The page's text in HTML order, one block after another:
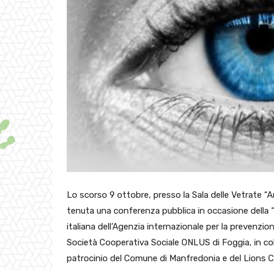
Lo scorso 9 ottobre, presso la Sala delle Vetrate
tenuta una conferenza pubblica in occasione della
italiana dell’Agenzia internazionale per la
Società Cooperativa Sociale ONLUS di Foggia, in
patrocinio del Comune di Manfredonia e del Lions